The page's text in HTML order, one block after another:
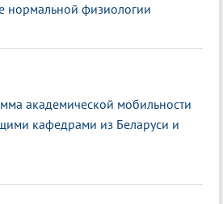
нормальной физиологии
академической мобильности
кафедрами из Беларуси и